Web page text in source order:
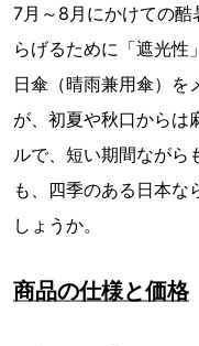
7月～8月にかけての酷
らげるために「遮光性
日傘（晴雨兼用傘）を
が、初夏や秋口からは
ルで、短い期間ながら
も、四季のある日本な
しょうか。
商品の仕様と価格